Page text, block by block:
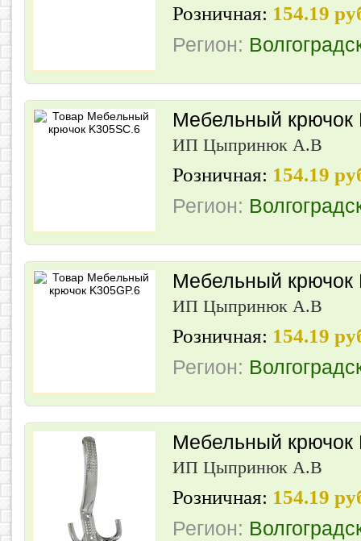
Розничная: 154.19
Регион:
Мебельный крючок
ИП Цыпринюк А.В
Розничная: 154.19
Регион:
Мебельный крючок
ИП Цыпринюк А.В
Розничная: 154.19
Регион:
Мебельный крючок
ИП Цыпринюк А.В
Розничная: 154.19
Регион: